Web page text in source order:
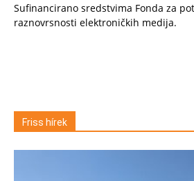
Sufinancirano sredstvima Fonda za
raznovrsnosti elektroničkih medija.
Friss hírek